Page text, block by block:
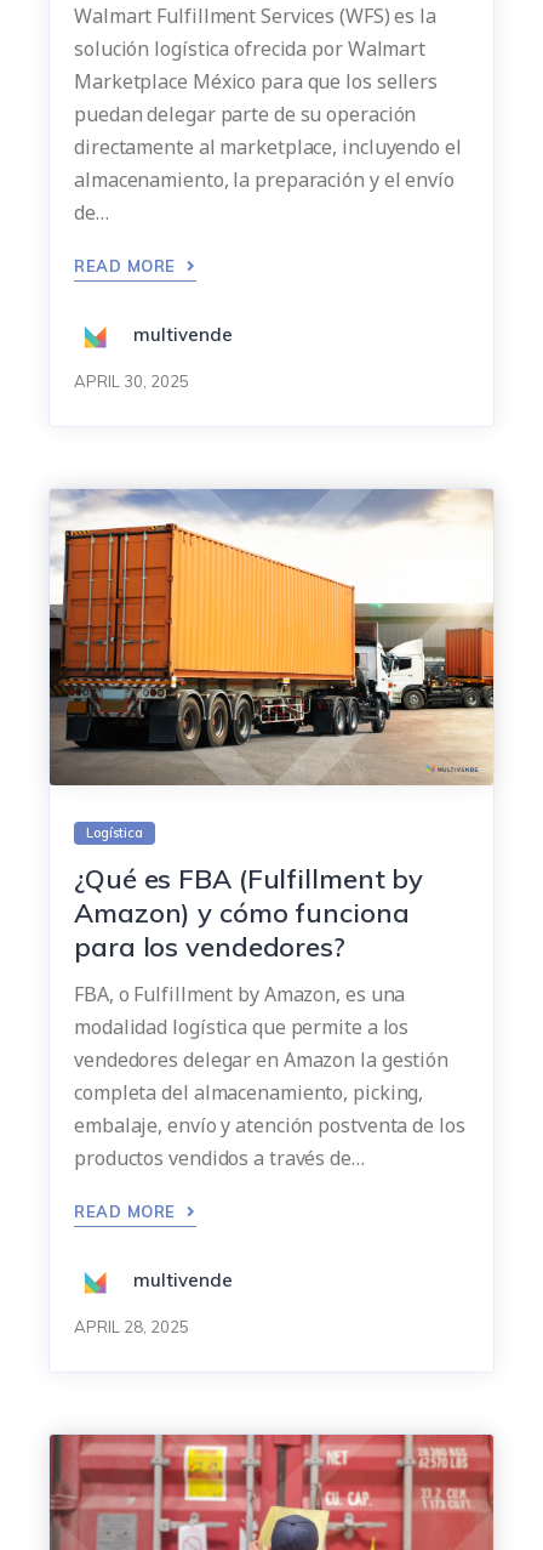
Walmart Fulfillment Services (WFS) es la
solución logística ofrecida por Walmart
Marketplace México para que los sellers
puedan delegar parte de su operación
directamente al marketplace, incluyendo el
almacenamiento, la preparación y el envío
de…
READ MORE
multivende
APRIL 30, 2025
Logística
¿Qué es FBA (Fulfillment by
Amazon) y cómo funciona
para los vendedores?
FBA, o Fulfillment by Amazon, es una
modalidad logística que permite a los
vendedores delegar en Amazon la gestión
completa del almacenamiento, picking,
embalaje, envío y atención postventa de los
productos vendidos a través de…
READ MORE
multivende
APRIL 28, 2025